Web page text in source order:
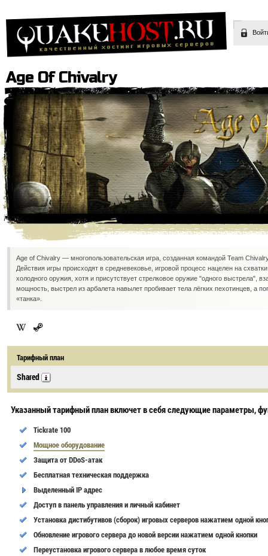
Age Of Chivalry
Age of Chivalry — многопользовательская игра, созданная командой Team
Действия игры происходят в средневековье, игровой процесс нацелен на
холодного оружия, хотя и присутствует стрелковое оружие "одного выстрела",
мощность, выстрел из арбалета навылет пробивает тела лёгких пехотинцев, а
«танка».
Тарифный план
Shared
Указанный тарифный план включет в себя следующие параметры,
Tickrate 100
Мощное оборудование
Защита от DDoS-атак
Бесплатная техническая поддержка
Выделенный IP адрес
Доступ в панель управления и личный кабинет
Установка дистибутивов (сборок) игровых серверов нажатием одной
Обновление игрового сервера до новой версии нажатием одной кнопки
Переустановка игрового сервера в любое время суток